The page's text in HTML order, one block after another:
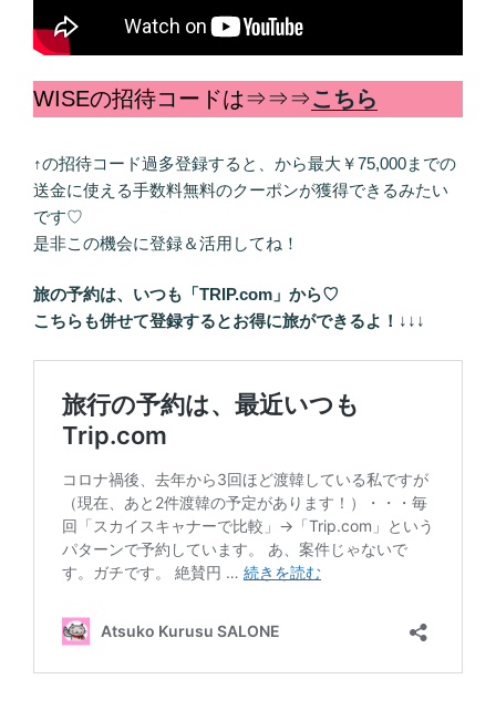
WISEの招待コードは⇒⇒⇒こちら
↑の招待コード過多登録すると、から最大￥75,000までの
送金に使える手数料無料のクーポンが獲得できるみたい
です♡
是非この機会に登録＆活用してね！
旅の予約は、いつも「TRIP.com」から♡
こちらも併せて登録するとお得に旅ができるよ！ ↓↓↓